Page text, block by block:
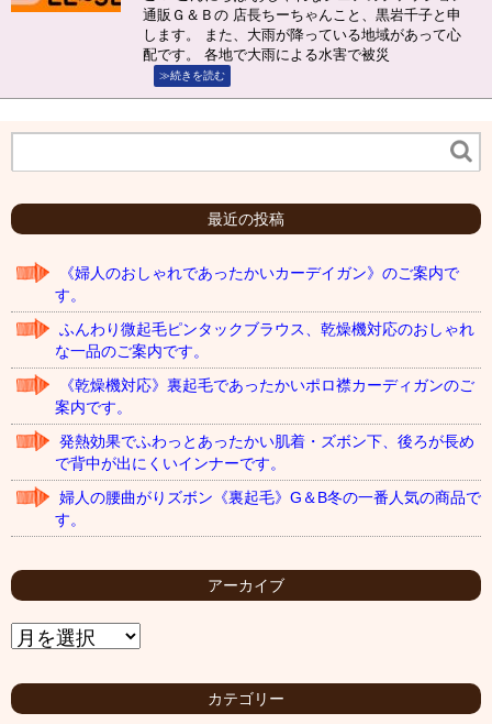
通販Ｇ＆Ｂの 店長ちーちゃんこと、黒岩千子と申
します。 また、大雨が降っている地域があって心
配です。 各地で大雨による水害で被災
≫続きを読む
最近の投稿
《婦人のおしゃれであったかいカーデイガン》のご案内で
す。
ふんわり微起毛ピンタックブラウス、乾燥機対応のおしゃれ
な一品のご案内です。
《乾燥機対応》裏起毛であったかいポロ襟カーディガンのご
案内です。
発熱効果でふわっとあったかい肌着・ズボン下、後ろが長め
で背中が出にくいインナーです。
婦人の腰曲がりズボン《裏起毛》G＆B冬の一番人気の商品で
す。
アーカイブ
ア
ー
イ
カテゴリー